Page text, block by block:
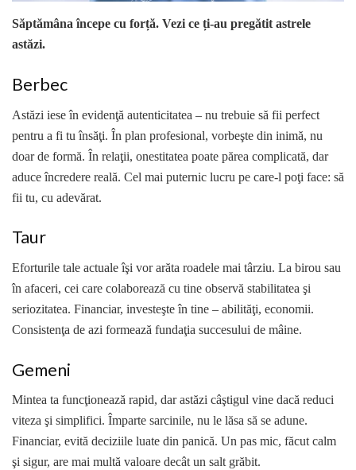
Săptămâna începe cu forță. Vezi ce ți-au pregătit astrele
astăzi.
Berbec
Astăzi iese în evidenţă autenticitatea – nu trebuie să fii perfect
pentru a fi tu însăţi. În plan profesional, vorbeşte din inimă, nu
doar de formă. În relaţii, onestitatea poate părea complicată, dar
aduce încredere reală. Cel mai puternic lucru pe care-l poţi face: să
fii tu, cu adevărat.
Taur
Eforturile tale actuale îşi vor arăta roadele mai târziu. La birou sau
în afaceri, cei care colaborează cu tine observă stabilitatea şi
seriozitatea. Financiar, investeşte în tine – abilităţi, economii.
Consistenţa de azi formează fundaţia succesului de mâine.
Gemeni
Mintea ta funcţionează rapid, dar astăzi câştigul vine dacă reduci
viteza şi simplifici. Împarte sarcinile, nu le lăsa să se adune.
Financiar, evită deciziile luate din panică. Un pas mic, făcut calm
şi sigur, are mai multă valoare decât un salt grăbit.